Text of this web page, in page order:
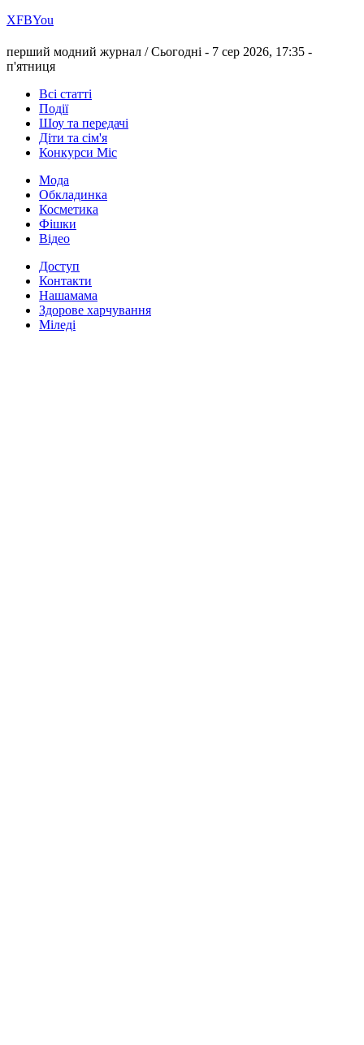
ХFBYou
перший модний журнал /Сьогодні - 7 сер 2026, 17:35 -
п'ятниця
Всі статті
Події
Шоу та передачі
Діти та сім'я
Конкурси Міс
Мода
Обкладинка
Косметика
Фішки
Відео
Доступ
Контакти
Нашамама
Здорове харчування
Міледі